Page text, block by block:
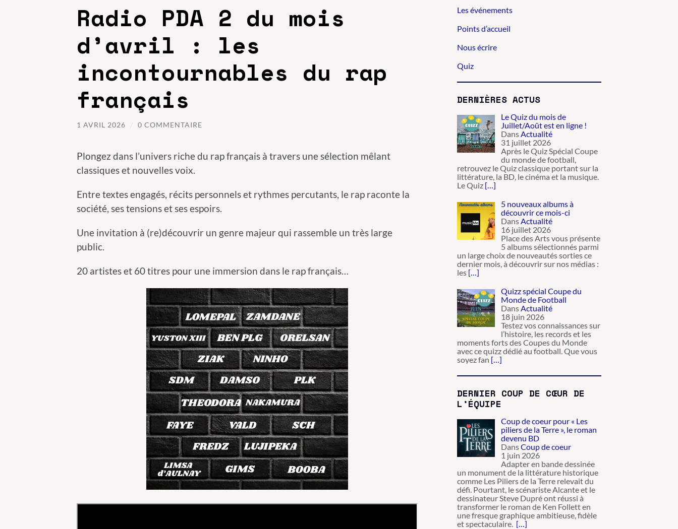
Radio PDA 2 du mois
d’avril : les
incontournables du rap
français
1 AVRIL 2026 / 0 COMMENTAIRE
Plongez dans l’univers riche du rap français à travers une sélection mêlant
classiques et nouvelles voix.
Entre textes engagés, récits personnels et rythmes percutants, le rap raconte la
société, ses tensions et ses espoirs.
Une invitation à (re)découvrir un genre majeur qui rassemble un très large
public.
20 artistes et 60 titres pour une immersion dans le rap français…
Les événements
Points d’accueil
Nous écrire
Quiz
DERNIÈRES ACTUS
Le Quiz du mois de
Juillet/Août est en ligne !
DansActualité
31 juillet 2026
Après le Quiz Spécial Coupe
du monde de football,
retrouvez le Quiz classique portant sur la
littérature, la BD, le cinéma et la musique.
Le Quiz […]
5 nouveaux albums à
découvrir ce mois-ci
DansActualité
16 juillet 2026
Place des Arts vous présente
5 albums sélectionnés parmi
un large choix de nouveautés sorties ce
dernier mois, à découvrir sur nos médias :
les […]
Quizz spécial Coupe du
Monde de Football
DansActualité
18 juin 2026
Testez vos connaissances sur
l’histoire, les records et les
moments forts des Coupes du Monde
avec ce quizz dédié au football. Que vous
soyez fan […]
DERNIER COUP DE CŒUR DE
L’ÉQUIPE
Coup de coeur pour « Les
piliers de la Terre », le roman
devenu BD
DansCoup de coeur
1 juin 2026
Adapter en bande dessinée
un monument de la littérature historique
comme Les Piliers de la Terre relevait du
défi. Pourtant, le scénariste Alcante et le
dessinateur Steve Dupré ont réussi à
transformer le roman de Ken Follett en
une fresque graphique ambitieuse, fidèle
et spectaculaire. […]